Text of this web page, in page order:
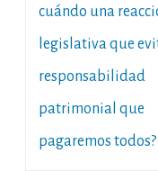
cuándo una
legislativa que
responsabilidad
patrimonial que
pagaremos todos?